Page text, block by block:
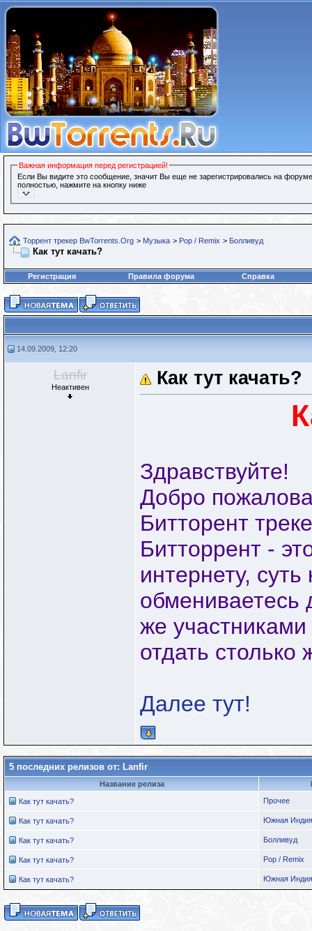
Важная информация перед регистрацией!
Если Вы видите это сообщение, значит Вы еще не зарегистрировались на
полностью, нажмите на кнопку ниже
Торрент трекер BwTorrents.Org > Музыка > Pop / Remix > Болливуд
Как тут качать?
Регистрация Правила форума Справка
14.09.2009, 12:20
Lanfir
Неактивен Как тут качать?
Здравствуйте!
Добро
Битторент
Битторрент -
интернету,
обмениваетесь
же
отдать столько
Далее тут!
5 последних релизов от: Lanfir
Название релиза
Как тут качать? Прочее
Как тут качать? Южная Индия
Как тут качать? Болливуд
Как тут качать? Pop / Remix
Как тут качать? Южная Индия